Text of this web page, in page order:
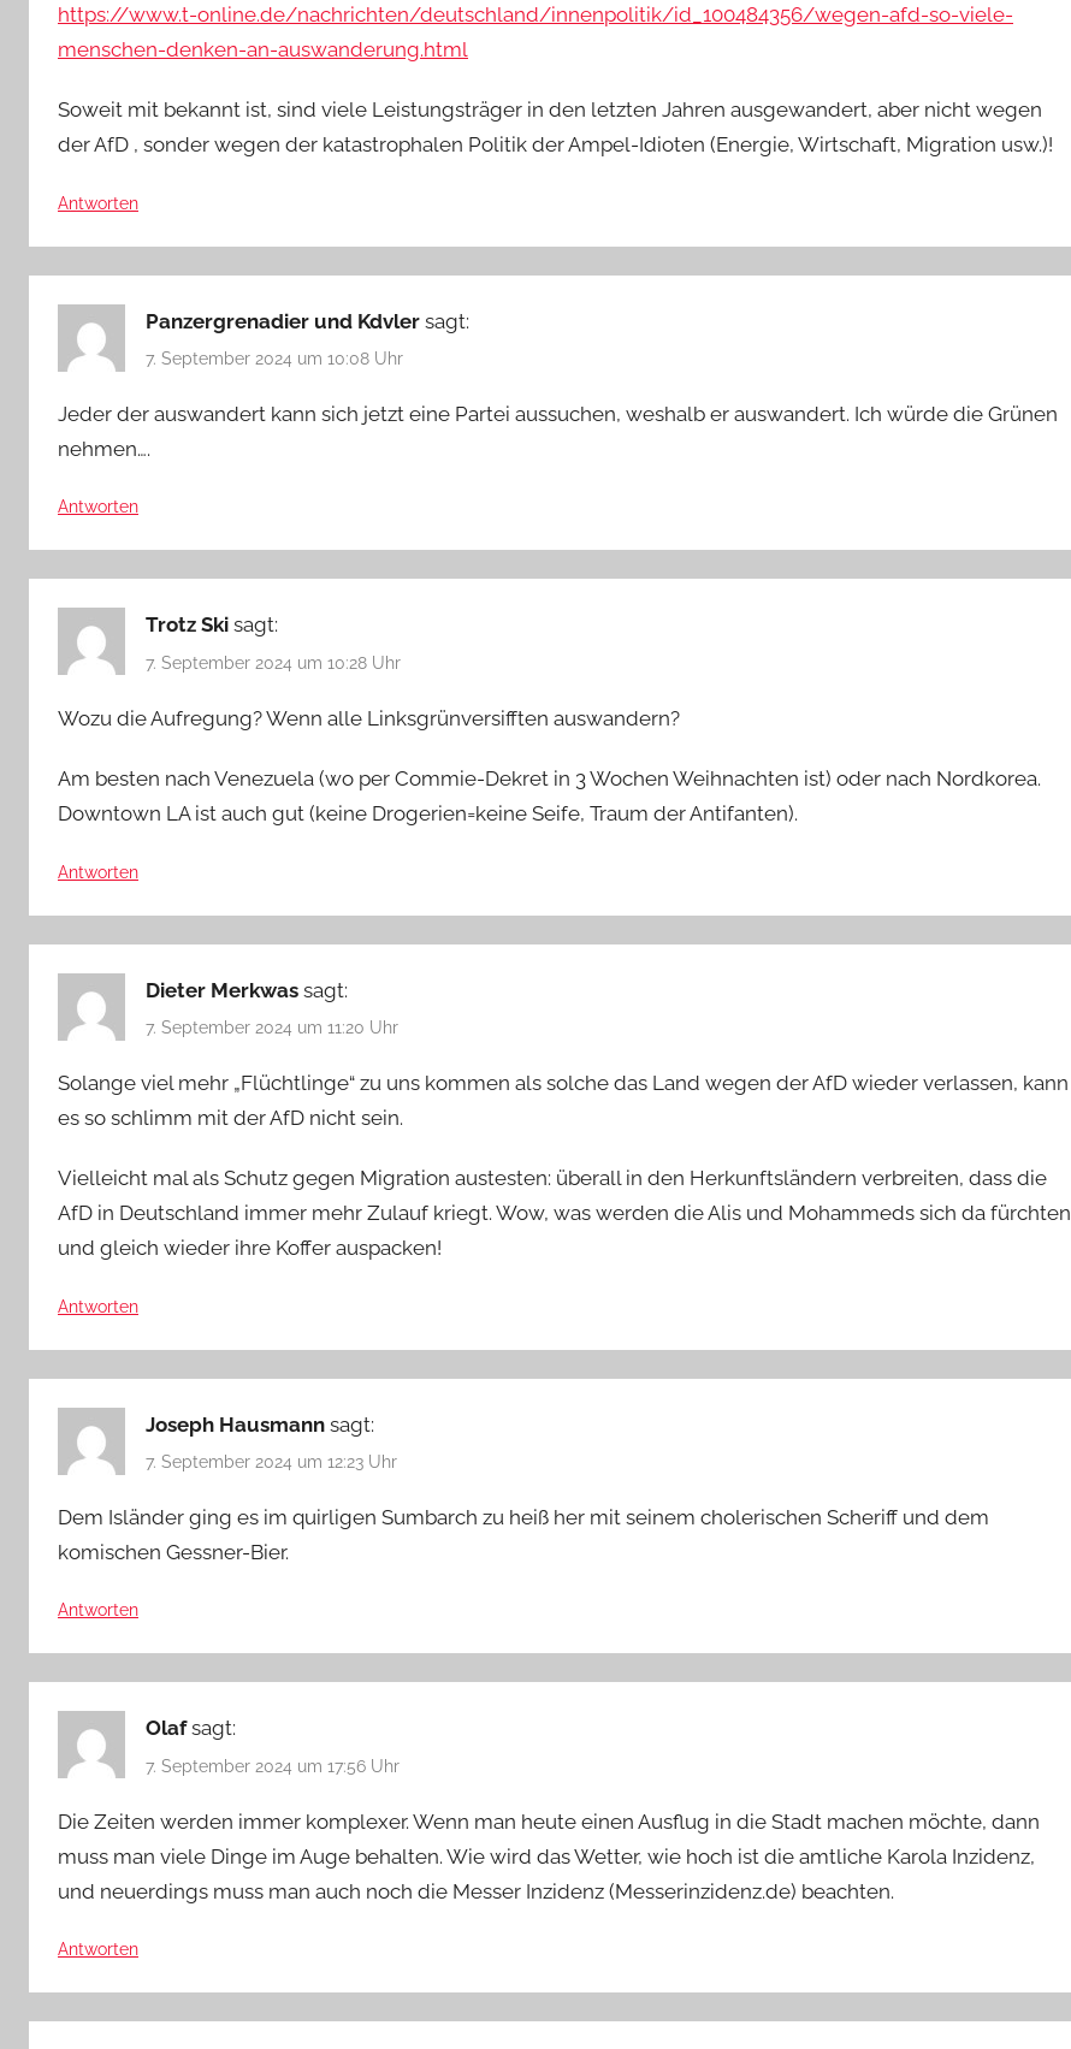
https://www.t-online.de/nachrichten/deutschland/innenpolitik/id_100484356/wegen-afd-so-viele-
menschen-denken-an-auswanderung.html
Soweit mit bekannt ist, sind viele Leistungsträger in den letzten Jahren ausgewandert, aber nicht wegen
der AfD , sonder wegen der katastrophalen Politik der Ampel-Idioten (Energie, Wirtschaft, Migration usw.)!
Antworten
Panzergrenadier und Kdvler sagt:
7. September 2024 um 10:08 Uhr
Jeder der auswandert kann sich jetzt eine Partei aussuchen, weshalb er auswandert. Ich würde die Grünen
nehmen….
Antworten
Trotz Ski sagt:
7. September 2024 um 10:28 Uhr
Wozu die Aufregung? Wenn alle Linksgrünversifften auswandern?
Am besten nach Venezuela (wo per Commie-Dekret in 3 Wochen Weihnachten ist) oder nach Nordkorea.
Downtown LA ist auch gut (keine Drogerien=keine Seife, Traum der Antifanten).
Antworten
Dieter Merkwas sagt:
7. September 2024 um 11:20 Uhr
Solange viel mehr „Flüchtlinge“ zu uns kommen als solche das Land wegen der AfD wieder verlassen, kann
es so schlimm mit der AfD nicht sein.
Vielleicht mal als Schutz gegen Migration austesten: überall in den Herkunftsländern verbreiten, dass die
AfD in Deutschland immer mehr Zulauf kriegt. Wow, was werden die Alis und Mohammeds sich da fürchten
und gleich wieder ihre Koffer auspacken!
Antworten
Joseph Hausmann sagt:
7. September 2024 um 12:23 Uhr
Dem Isländer ging es im quirligen Sumbarch zu heiß her mit seinem cholerischen Scheriff und dem
komischen Gessner-Bier.
Antworten
Olaf sagt:
7. September 2024 um 17:56 Uhr
Die Zeiten werden immer komplexer. Wenn man heute einen Ausflug in die Stadt machen möchte, dann
muss man viele Dinge im Auge behalten. Wie wird das Wetter, wie hoch ist die amtliche Karola Inzidenz,
und neuerdings muss man auch noch die Messer Inzidenz (Messerinzidenz.de) beachten.
Antworten